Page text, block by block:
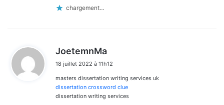
chargement…
JoetemnMa
t
:
18 juillet 2022 à 11h12
masters dissertation writing services uk
dissertation crossword clue
dissertation writing services